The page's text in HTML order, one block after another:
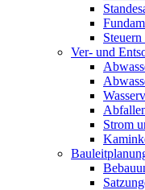
Ver- und
Strom